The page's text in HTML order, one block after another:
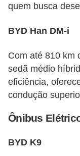
quem busca
BYD Han DM-i
Com até 810 km
sedã médio
eficiência,
condução
Ônibus
BYD K9